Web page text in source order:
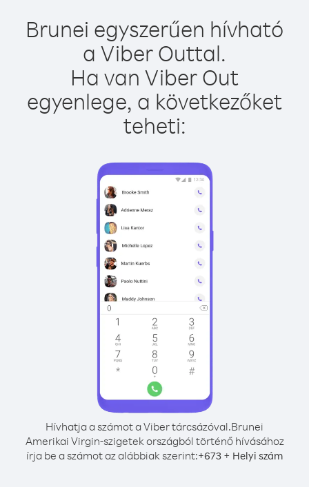
Brunei egyszerűen hívható
a Viber Outtal.
Ha van Viber Out
egyenlege, a következőket
teheti:
Hívhatja a számot a Viber tárcsázóval.Brunei
Amerikai Virgin-szigetek országból történő hívásához
írja be a számot az alábbiak szerint:+673 + Helyi szám